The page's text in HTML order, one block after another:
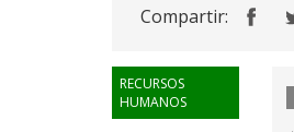
Compartir:
RECURSOS
HUMANOS